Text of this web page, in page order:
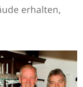
erhalten,